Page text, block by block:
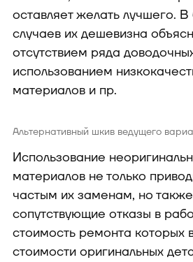
оставляет желать лучшего.
случаев их дешевизна
отсутствием ряда
использованием
материалов и пр.
Альтернативный шкив ведущего
Использование
материалов не только
частым их заменам, но
сопутствующие отказы в
стоимость ремонта которых
стоимости оригинальных